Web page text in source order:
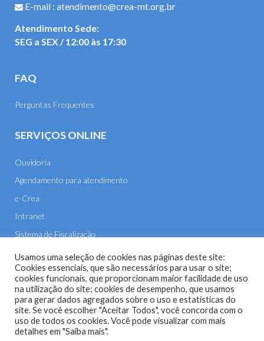
E-mail : atendimento@crea-mt.org.br
Atendimento Sede:
SEG a SEX / 12:00 às 17:30
FAQ
Perguntas Frequentes
SERVIÇOS ONLINE
Ouvidoria
Agendamento para atendimento
e-Crea
Intranet
Sistema de Fiscalização
E-mail
Site do Conselho Regional de Engenharia e Agronomia de
Usamos uma seleção de cookies nas páginas deste site:
Cookies essenciais, que são necessários para usar o site;
cookies funcionais, que proporcionam maior facilidade de uso
na utilização do site; cookies de desempenho, que usamos
para gerar dados agregados sobre o uso e estatísticas do
site. Se você escolher "Aceitar Todos", você concorda com o
uso de todos os cookies. Você pode visualizar com mais
detalhes em "Saiba mais".